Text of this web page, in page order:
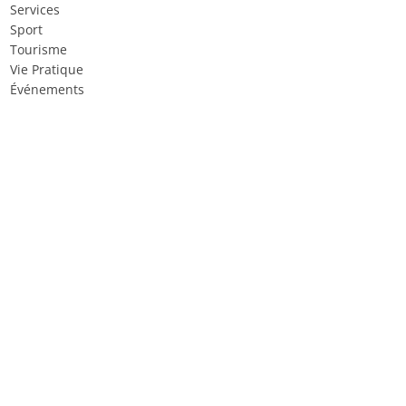
Services
Sport
Tourisme
Vie Pratique
Événements